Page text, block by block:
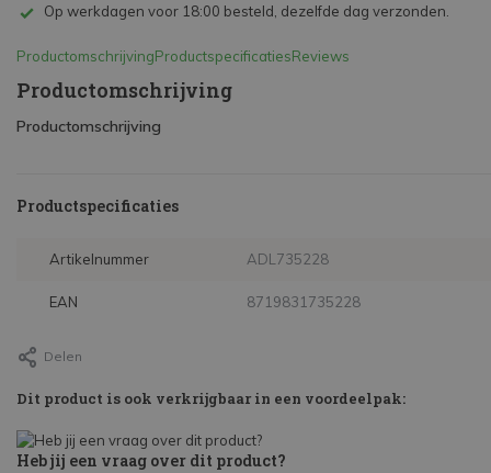
Op werkdagen voor 18:00 besteld, dezelfde dag verzonden.
ProductomschrijvingProductspecificatiesReviews
Productomschrijving
Productomschrijving
Productspecificaties
Artikelnummer ADL735228
EAN 8719831735228
Delen
Dit product is ook verkrijgbaar in een voordeelpak:
Heb jij een vraag over dit product?